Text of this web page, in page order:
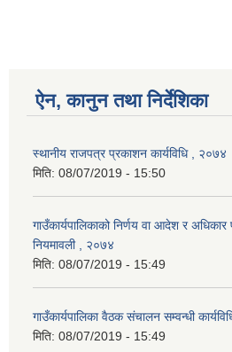
ऐन, कानुन तथा निर्देशिका
स्थानीय राजपत्र प्रकाशन कार्यविधि , २०७४
मिति: 08/07/2019 - 15:50
गाउँकार्यपालिकाको निर्णय वा आदेश र
नियमावली , २०७४
मिति: 08/07/2019 - 15:49
गाउँकार्यपालिका वैठक संचालन सम्वन्धी
मिति: 08/07/2019 - 15:49